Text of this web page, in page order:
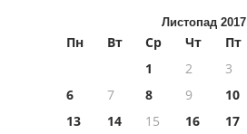
Листопад 2017
Пн Вт Ср Чт Пт
1
2 3
6
7 8 9 10
13
14 15 16 17